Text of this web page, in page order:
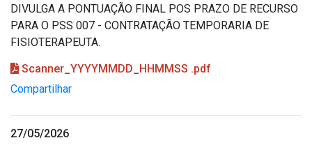
DIVULGA A PONTUAÇÃO FINAL POS PRAZO DE RECURSO
PARA O PSS 007 - CONTRATAÇÃO TEMPORARIA DE
FISIOTERAPEUTA.
Scanner_YYYYMMDD_HHMMSS .pdf
Compartilhar
27/05/2026